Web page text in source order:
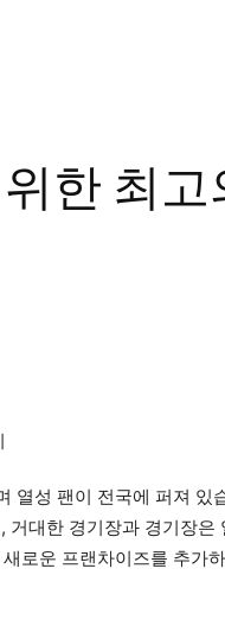
한 최
열성 팬이 전국에 퍼져 있
거대한 경기장과 경기장
로운 프랜차이즈를 추가